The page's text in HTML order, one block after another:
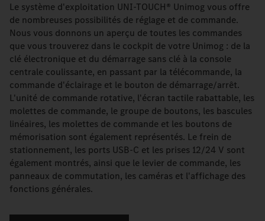
Le système d'exploitation UNI-TOUCH® Unimog vous offre
de nombreuses possibilités de réglage et de commande.
Nous vous donnons un aperçu de toutes les commandes
que vous trouverez dans le cockpit de votre Unimog : de la
clé électronique et du démarrage sans clé à la console
centrale coulissante, en passant par la télécommande, la
commande d'éclairage et le bouton de démarrage/arrêt.
L'unité de commande rotative, l'écran tactile rabattable, les
molettes de commande, le groupe de boutons, les bascules
linéaires, les molettes de commande et les boutons de
mémorisation sont également représentés. Le frein de
stationnement, les ports USB-C et les prises 12/24 V sont
également montrés, ainsi que le levier de commande, les
panneaux de commutation, les caméras et l'affichage des
fonctions générales.